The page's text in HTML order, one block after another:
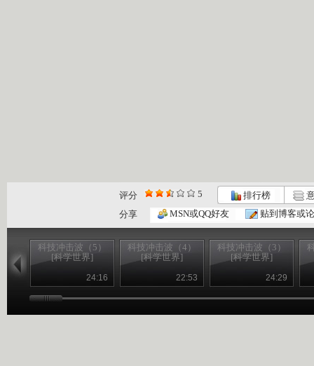
评分 5 排行榜
分享
MSN或QQ好友 贴到博客或
科技冲击波（5）
[科学世界]
24:16
科技冲击波（4）
[科学世界]
22:53
科技冲击波（3）
[科学世界]
24:29